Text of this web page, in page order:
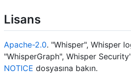
Lisans
Apache-2.0. "Whisper", Whisper
"WhisperGraph", Whisper
NOTICE dosyasına bakın.